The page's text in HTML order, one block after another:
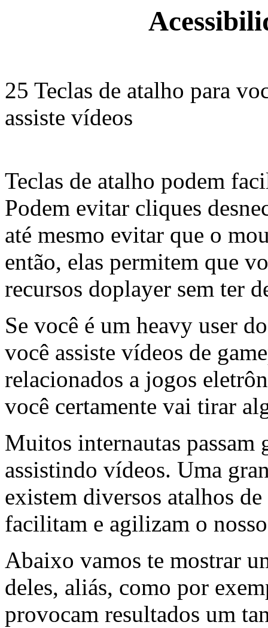
25 Teclas de atalho para
assiste vídeos
Teclas de atalho podem
Podem evitar cliques
até mesmo evitar que o
então, elas permitem que
recursos doplayer sem ter
Se você é um heavy user
você assiste vídeos de
relacionados a jogos
você certamente vai tirar
Muitos internautas passam
assistindo vídeos. Uma
existem diversos atalhos
facilitam e agilizam o
Abaixo vamos te mostrar
deles, aliás, como por
provocam resultados um